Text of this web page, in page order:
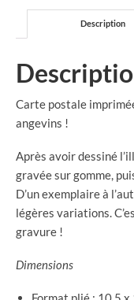
imprimée
main
Description
Carte postale
angevins !
Après avoir dessiné
gravée sur gomme,
D’un exemplaire à
légères variations.
gravure !
Dimensions